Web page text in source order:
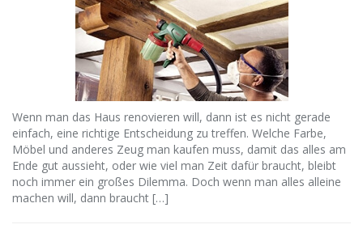
Wenn man das Haus renovieren will, dann ist es nicht gerade
einfach, eine richtige Entscheidung zu treffen. Welche Farbe,
Möbel und anderes Zeug man kaufen muss, damit das alles am
Ende gut aussieht, oder wie viel man Zeit dafür braucht, bleibt
noch immer ein großes Dilemma. Doch wenn man alles alleine
machen will, dann braucht […]